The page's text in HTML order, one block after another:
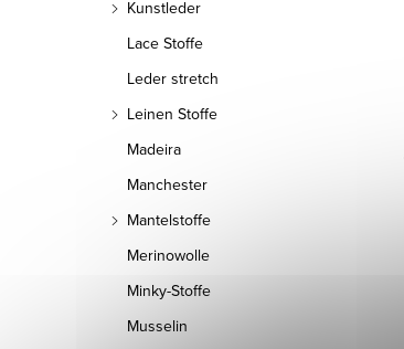
Kunstleder
Lace Stoffe
Leder stretch
Leinen Stoffe
Madeira
Manchester
Mantelstoffe
Merinowolle
Minky-Stoffe
Musselin